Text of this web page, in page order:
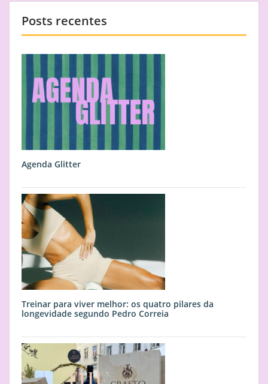
Posts recentes
Agenda Glitter
Treinar para viver melhor: os quatro pilares da
longevidade segundo Pedro Correia